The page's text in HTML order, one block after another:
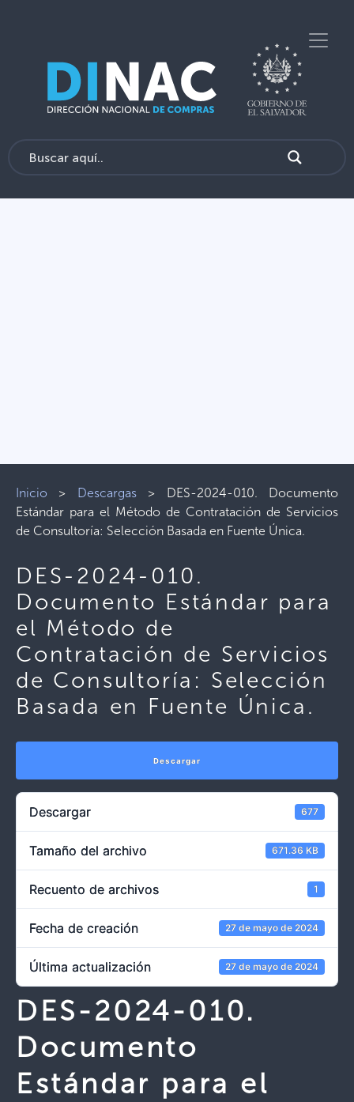
Inicio > Descargas> DES-2024-010. Documento
Estándar para el Método de Contratación de Servicios
de Consultoría: Selección Basada en Fuente Única.
DES-2024-010.
Documento Estándar para
el Método de
Contratación de Servicios
de Consultoría: Selección
Basada en Fuente Única.
Descargar
Descargar 677
Tamaño del archivo 671.36 KB
Recuento de archivos 1
Fecha de creación 27 de mayo de 2024
Última actualización 27 de mayo de 2024
DES-2024-010.
Documento
Estándar para el